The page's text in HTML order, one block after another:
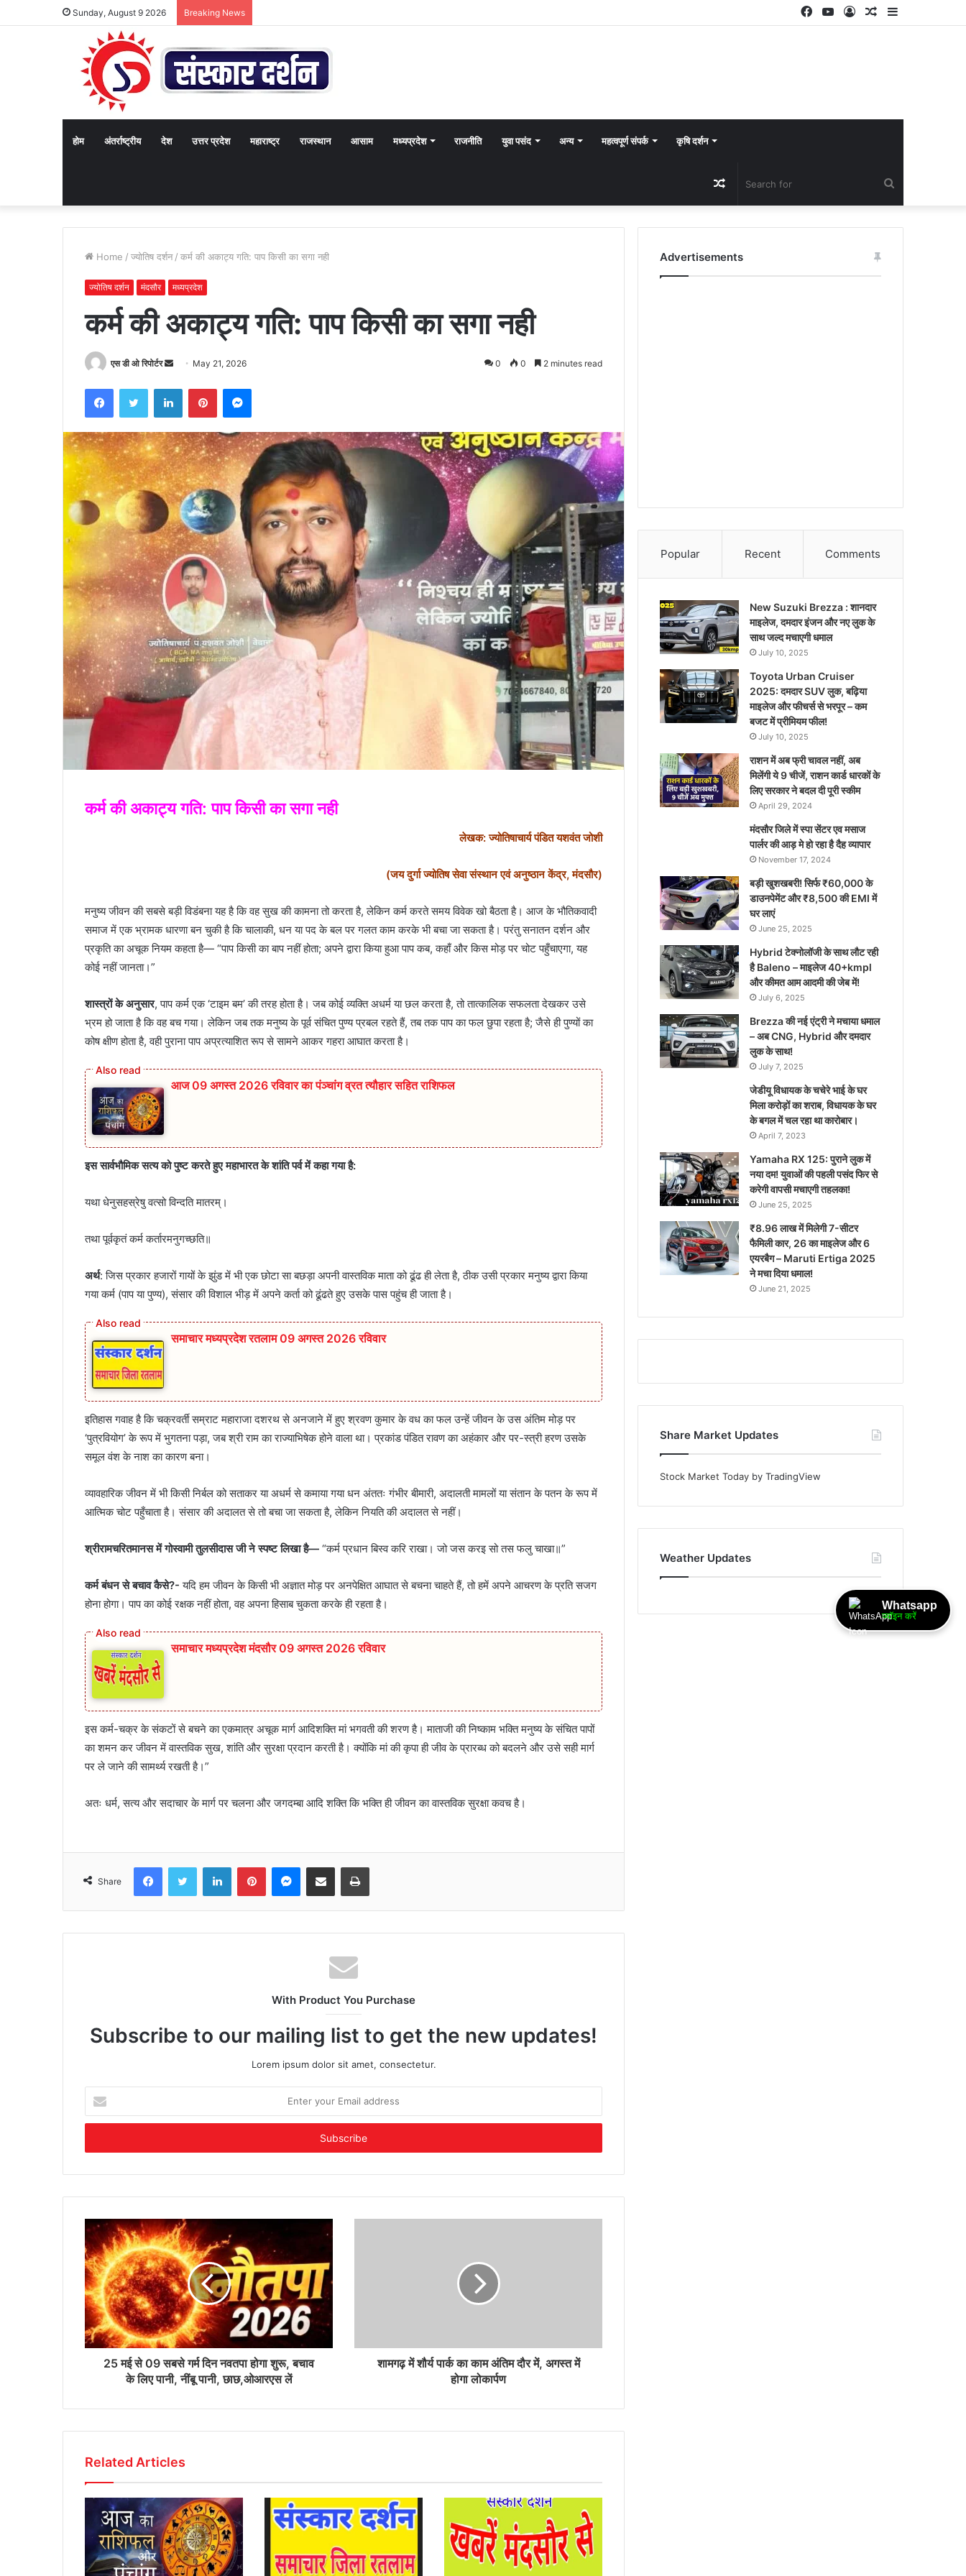
Sunday, August 9 2026 Breaking News Sidebar
Random
Log
YouTube
Facebook
होम अंतर्राष्ट्रीय देश उत्तर प्रदेश महाराष्ट्र राजस्थान आसाम मध्यप्रदेश राजनीति युवा पसंद अन्य महत्वपूर्ण संपर्क कृषि दर्शन
for
Random
Article
Home / ज्योतिष दर्शन / कर्म की अकाट्य गति: पाप किसी का सगा नही
ज्योतिष दर्शन मंदसौर मध्यप्रदेश
कर्म की अकाट्य गति: पाप किसी का सगा नही
एस डी ओ रिपोर्टर
Send May 21, 2026 0 0 2 minutes read
FacebookTwitter LinkedInPinterestMessenger
कर्म की अकाट्य गति: पाप किसी का सगा नही
लेखक: ज्योतिषाचार्य पंडित यशवंत जोशी
(जय दुर्गा ज्योतिष सेवा संस्थान एवं अनुष्ठान केंद्र, मंदसौर)
मनुष्य जीवन की सबसे बड़ी विडंबना यह है कि वह सुख की कामना तो करता है, लेकिन कर्म करते समय विवेक खो बैठता है। आज के भौतिकवादी
समाज में एक भ्रामक धारणा बन चुकी है कि चालाकी, धन या पद के बल पर गलत काम करके भी बचा जा सकता है। परंतु सनातन दर्शन और
प्रकृति का अचूक नियम कहता है— “पाप किसी का बाप नहीं होता; अपने द्वारा किया हुआ पाप कब, कहाँ और किस मोड़ पर चोट पहुँचाएगा, यह
कोई नहीं जानता।”
शास्त्रों के अनुसार, पाप कर्म एक ‘टाइम बम’ की तरह होता है। जब कोई व्यक्ति अधर्म या छल करता है, तो तात्कालिक सफलता देखकर उसे
भ्रम हो जाता है कि वह बच गया। लेकिन जब तक मनुष्य के पूर्व संचित पुण्य प्रबल रहते हैं, तब तक पाप का फल छुपा रहता है; जैसे ही पुण्यों का
कोष क्षीण होता है, वही पुराना पाप अप्रत्याशित रूप से सामने आकर गहरा आघात करता है।
आज 09 अगस्त 2026 रविवार का पंञ्चांग व्रत त्यौहार सहित राशिफल
इस सार्वभौमिक सत्य को पुष्ट करते हुए महाभारत के शांति पर्व में कहा गया है:
यथा धेनुसहस्रेषु वत्सो विन्दति मातरम्।
तथा पूर्वकृतं कर्म कर्तारमनुगच्छति॥
अर्थ: जिस प्रकार हजारों गायों के झुंड में भी एक छोटा सा बछड़ा अपनी वास्तविक माता को ढूंढ ही लेता है, ठीक उसी प्रकार मनुष्य द्वारा किया
गया कर्म (पाप या पुण्य), संसार की विशाल भीड़ में अपने कर्ता को ढूंढते हुए उसके पास पहुंच ही जाता है।
समाचार मध्यप्रदेश रतलाम 09 अगस्त 2026 रविवार
इतिहास गवाह है कि चक्रवर्ती सम्राट महाराजा दशरथ से अनजाने में हुए श्रवण कुमार के वध का फल उन्हें जीवन के उस अंतिम मोड़ पर
‘पुत्रवियोग’ के रूप में भुगतना पड़ा, जब श्री राम का राज्याभिषेक होने वाला था। प्रकांड पंडित रावण का अहंकार और पर-स्त्री हरण उसके
समूल वंश के नाश का कारण बना।
व्यावहारिक जीवन में भी किसी निर्बल को सताकर या अधर्म से कमाया गया धन अंततः गंभीर बीमारी, अदालती मामलों या संतान के पतन के रूप में
आत्मिक चोट पहुँचाता है। संसार की अदालत से तो बचा जा सकता है, लेकिन नियति की अदालत से नहीं।
श्रीरामचरितमानस में गोस्वामी तुलसीदास जी ने स्पष्ट लिखा है— “कर्म प्रधान बिस्व करि राखा। जो जस करइ सो तस फलु चाखा॥”
कर्म बंधन से बचाव कैसे?- यदि हम जीवन के किसी भी अज्ञात मोड़ पर अनपेक्षित आघात से बचना चाहते हैं, तो हमें अपने आचरण के प्रति सजग
होना होगा। पाप का कोई रक्षक नहीं होता, वह अपना हिसाब चुकता करके ही रहता है।
समाचार मध्यप्रदेश मंदसौर 09 अगस्त 2026 रविवार
इस कर्म-चक्र के संकटों से बचने का एकमात्र अचूक मार्ग आदिशक्ति मां भगवती की शरण है। माताजी की निष्काम भक्ति मनुष्य के संचित पापों
का शमन कर जीवन में वास्तविक सुख, शांति और सुरक्षा प्रदान करती है। क्योंकि मां की कृपा ही जीव के प्रारब्ध को बदलने और उसे सही मार्ग
पर ले जाने की सामर्थ्य रखती है।”
अतः धर्म, सत्य और सदाचार के मार्ग पर चलना और जगदम्बा आदि शक्ति कि भक्ति ही जीवन का वास्तविक सुरक्षा कवच है।
Share
FacebookTwitter LinkedInPinterestMessenger
Share via Email Print
With Product You Purchase
Subscribe to our mailing list to get the new updates!
Lorem ipsum dolor sit amet, consectetur.
your
Email
25 मई से 09 सबसे गर्म दिन नवतपा होगा शुरू, बचाव
के लिए पानी, नींबू पानी, छाछ,ओआरएस लें
शामगढ़ में शौर्य पार्क का काम अंतिम दौर में, अगस्त में
होगा लोकार्पण
Related Articles
Advertisements
Popular Recent Comments
New Suzuki Brezza : शानदार
माइलेज, दमदार इंजन और नए लुक के
साथ जल्द मचाएगी धमाल
July 10, 2025
Toyota Urban Cruiser
2025: दमदार SUV लुक, बढ़िया
माइलेज और फीचर्स से भरपूर – कम
बजट में प्रीमियम फील!
July 10, 2025
राशन में अब फ्री चावल नहीं, अब
मिलेंगी ये 9 चीजें, राशन कार्ड धारकों के
लिए सरकार ने बदल दी पूरी स्कीम
April 29, 2024
मंदसौर जिले में स्पा सेंटर एव मसाज
पार्लर की आड़ मे हो रहा है दैह व्यापार
November 17, 2024
बड़ी खुशखबरी! सिर्फ ₹60,000 के
डाउनपेमेंट और ₹8,500 की EMI में
घर लाएं
June 25, 2025
Hybrid टेक्नोलॉजी के साथ लौट रही
है Baleno – माइलेज 40+kmpl
और कीमत आम आदमी की जेब में!
July 6, 2025
Brezza की नई एंट्री ने मचाया धमाल
– अब CNG, Hybrid और दमदार
लुक के साथ!
July 7, 2025
जेडीयू विधायक के चचेरे भाई के घर
मिला करोड़ों का शराब, विधायक के घर
के बगल में चल रहा था कारोबार।
April 7, 2023
Yamaha RX 125: पुराने लुक में
नया दम! युवाओं की पहली पसंद फिर से
करेगी वापसी मचाएगी तहलका!
June 25, 2025
₹8.96 लाख में मिलेगी 7-सीटर
फैमिली कार, 26 का माइलेज और 6
एयरबैग – Maruti Ertiga 2025
ने मचा दिया धमाल!
June 21, 2025
Share Market Updates
Stock Market Today by TradingView
Weather Updates
Whatsapp
ज्वॉइन करें